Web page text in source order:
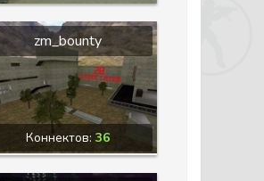
Коннектов: 36
zm_bounty